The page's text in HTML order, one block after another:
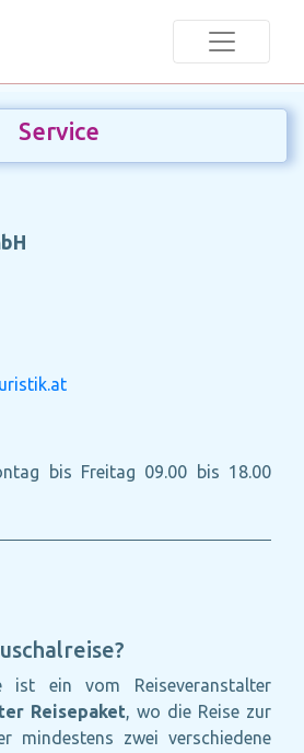
Service
bis Freitag 09.00 bis 18.00
ist ein vom Reiseveranstalter
Reisepaket, wo die Reise zur
mindestens zwei verschiedene